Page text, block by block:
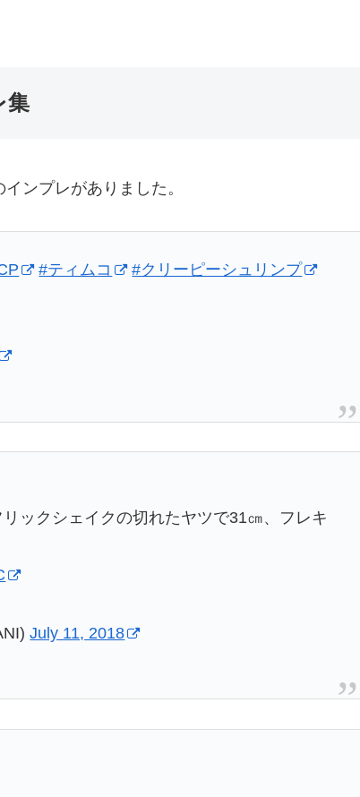
集
ンプレがありました。
#ティムコ
#クリーピーシュリンプ
ックシェイクの切れたヤツで31㎝、フレキ
July 11, 2018